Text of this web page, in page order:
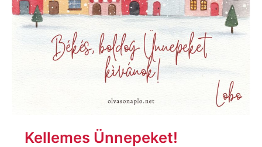
Kellemes Ünnepeket!